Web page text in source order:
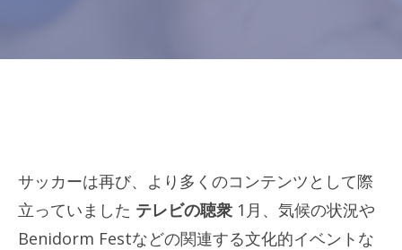
サッカーは再び、より多くのコンテンツとして際
立っていました テレビの聴衆 1月、気候の状況や
Benidorm Festなどの関連する文化的イベントな